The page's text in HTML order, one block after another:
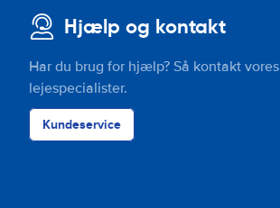
Hjælp og kontakt
Har du brug for hjælp? Så kontakt vores
lejespecialister.
Kundeservice